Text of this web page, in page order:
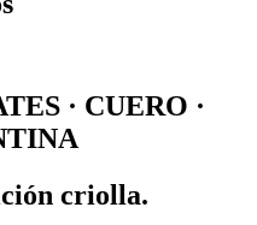
· CUERO ·
criolla.